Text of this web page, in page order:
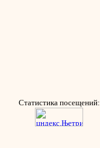
Статистика посещений: